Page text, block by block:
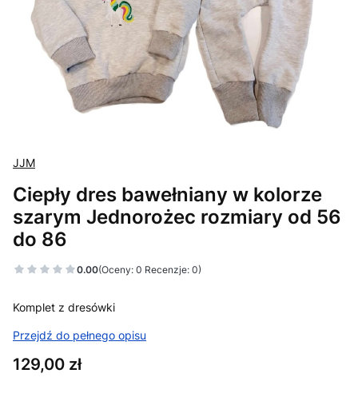
JJM
Ciepły dres bawełniany w kolorze
szarym Jednorożec rozmiary od 56
do 86
0.00(Oceny: 0 Recenzje: 0)
Komplet z dresówki
Przejdź do pełnego opisu
Cena
129,00 zł